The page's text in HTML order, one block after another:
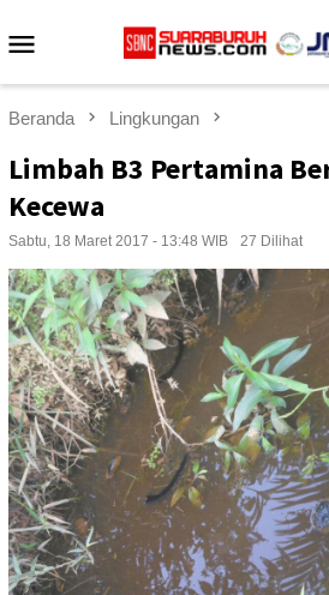
ke
Beranda Lingkungan
Limbah B3 Pertamina
Kecewa
Sabtu, 18 Maret 2017 - 13:48 WIB 27 Dilihat